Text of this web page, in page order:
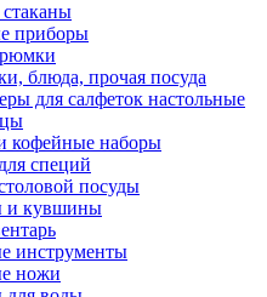
приборы
блюда, прочая посуда
для салфеток настольные
кофейные наборы
специй
посуды
и кувшины
инструменты
ножи